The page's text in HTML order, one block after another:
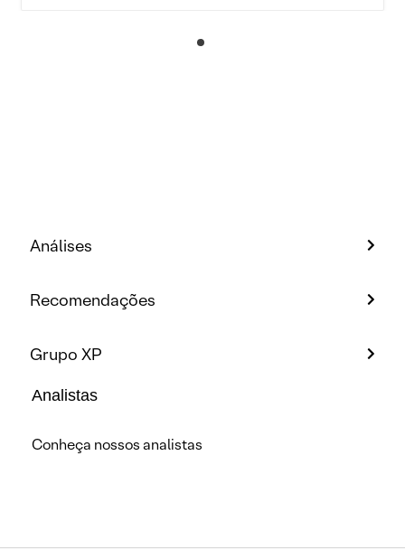
Análises
Recomendações
Grupo XP
Analistas
Conheça nossos analistas